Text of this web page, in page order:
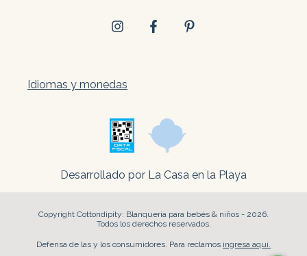
Idiomas y monedas
Desarrollado por La Casa en la Playa
Copyright Cottondipity: Blanquería para bebés & niños - 2026.
Todos los derechos reservados.
Defensa de las y los consumidores. Para reclamos ingresa aquí.